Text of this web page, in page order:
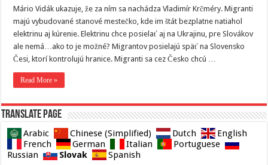
Mário Vidák ukazuje, že za ním sa nachádza Vladimír Krčméry. Migranti
majú vybudované stanové mestečko, kde im štát bezplatne natiahol
elektrinu aj kúrenie. Elektrinu chce posielať aj na Ukrajinu, pre Slovákov
ale nemá…ako to je možné? Migrantov posielajú späť na Slovensko
Česi, ktorí kontrolujú hranice. Migranti sa cez Česko chcú …
Read More »
Translate page
Arabic Chinese (Simplified) Dutch
English
French
German Italian
Portuguese
Russian
Slovak Spanish